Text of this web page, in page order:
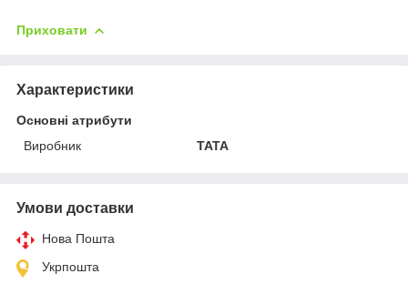
Приховати
Характеристики
Основні атрибути
Виробник
TATA
Умови доставки
Нова Пошта
Укрпошта